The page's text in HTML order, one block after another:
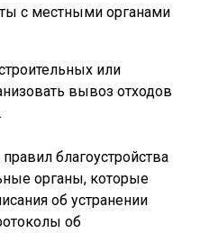
с местными органами
или
вывоз отходов
благоустройства
органы, которые
об устранении
об